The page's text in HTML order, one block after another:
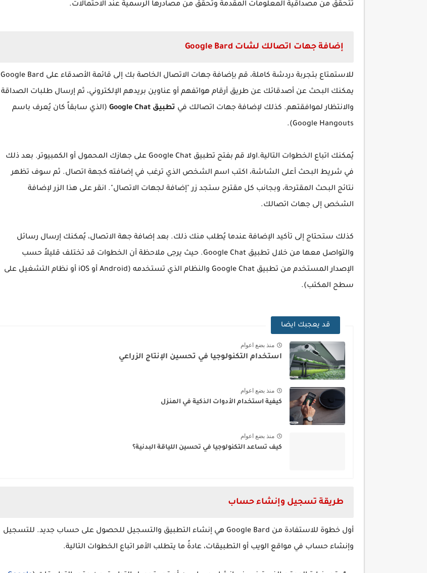
تتحقق من مصداقية المعلومات المقدمة وتحقق من مصادرها الرسمية عند الاحتمالات.
إضافة جهات اتصالك لشات Google Bard
يمكنك البحث عن أصدقائك عن طريق أرقام هواتفهم أو عناوين بريدهم الإلكتروني، ثم إرسال طلبات الصداقة
والانتظار لموافقتهم. كذلك لإضافة جهات اتصالك في تطبيق Google Chat
(الذي سابقاً كان يُعرف باسم
Google Hangouts).
يُمكنك اتباع الخطوات التالية.اولا قم بفتح تطبيق Google Chat على جهازك المحمول أو الكمبيوتر. بعد ذلك
في شريط البحث أعلى الشاشة، اكتب اسم الشخص الذي ترغب في إضافته كجهة اتصال. ثم سوف تظهر
نتائج البحث المقترحة، وبجانب كل مقترح ستجد زر "إضافة لجهات الاتصال". انقر على هذا الزر لإضافة
الشخص إلى جهات اتصالك.
كذلك ستحتاج إلى تأكيد الإضافة عندما يُطلب منك ذلك. بعد إضافة جهة الاتصال، يُمكنك إرسال رسائل
والتواصل معها من خلال تطبيق Google Chat. حيث يرجى ملاحظة أن الخطوات قد تختلف قليلاً حسب
الإصدار المستخدم من تطبيق Google Chat والنظام الذي تستخدمه (Android أو iOS أو نظام التشغيل على
سطح المكتب).
قد يعجبك ايضا
منذ بضع اعوام
استخدام التكنولوجيا في تحسين الإنتاج الزراعي
منذ بضع اعوام
كيفية استخدام الأدوات الذكية في المنزل
منذ بضع اعوام
كيف تساعد التكنولوجيا في تحسين اللياقة البدنية؟
طريقة تسجيل وإنشاء حساب
أول خطوة للاستفادة من Google Bard هي إنشاء التطبيق والتسجيل للحصول على حساب جديد. للتسجيل
وإنشاء حساب في مواقع الويب أو التطبيقات، عادةً ما يتطلب الأمر اتباع الخطوات التالية.